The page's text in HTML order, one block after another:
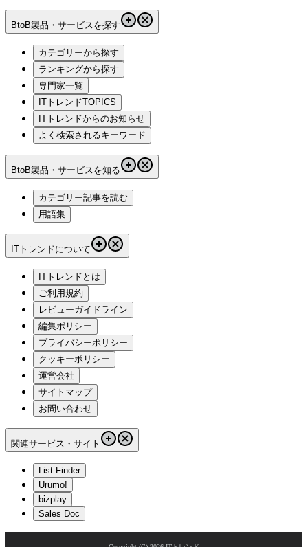
BtoB製品・サービスを探す
カテゴリーから探す
ランキングから探す
専門家一覧
ITトレンドTOPICS
ITトレンドからのお知らせ
よく検索されるキーワード
BtoB製品・サービスを知る
カテゴリー記事を読む
用語集
ITトレンドについて
ITトレンドとは
ご利用規約
レビューガイドライン
編集ポリシー
プライバシーポリシー
クッキーポリシー
運営会社
サイトマップ
お問い合わせ
関連サービス・サイト
List Finder
Urumo!
bizplay
Sales Doc